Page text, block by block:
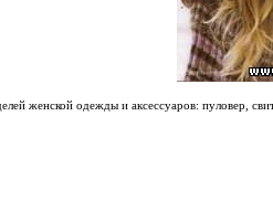
женской одежды и аксессуаров: пуловер,